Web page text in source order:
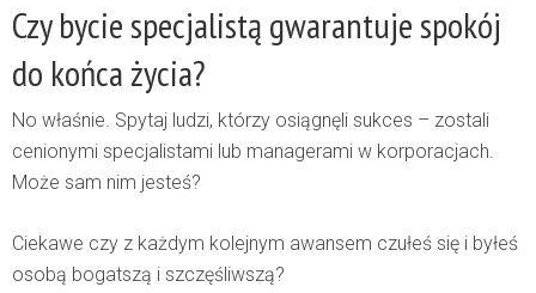
Czy bycie specjalistą gwarantuje spokój
do końca życia?
No właśnie. Spytaj ludzi, którzy osiągnęli sukces – zostali
cenionymi specjalistami lub managerami w korporacjach.
Może sam nim jesteś?
Ciekawe czy z każdym kolejnym awansem czułeś się i byłeś
osobą bogatszą i szczęśliwszą?